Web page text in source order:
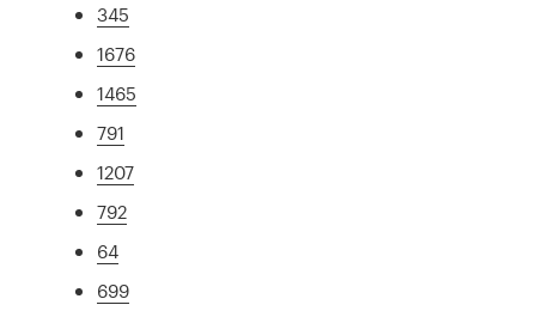
345
1676
1465
791
1207
792
64
699